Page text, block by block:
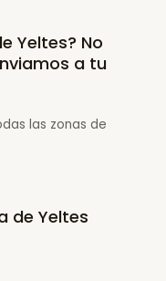
Yeltes? No
a tu
las zonas de
de Yeltes